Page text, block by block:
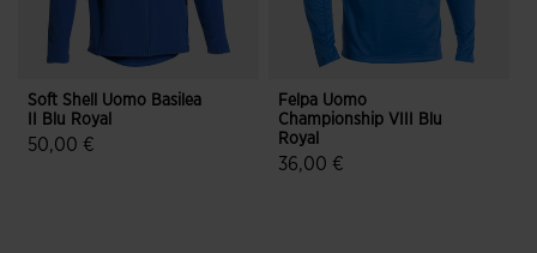
Soft Shell Uomo Basilea
II Blu Royal
50,00 €
Felpa Uomo
Championship VIII Blu
Royal
36,00 €